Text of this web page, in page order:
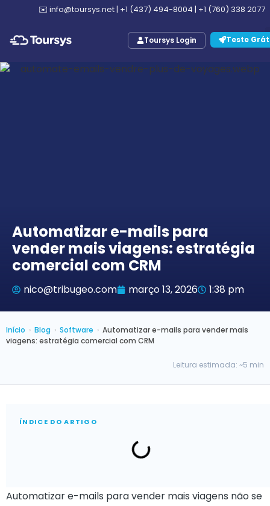
✉️ info@toursys.net| +1 (437) 494-8004 | +1 (760) 338 2077
Toursys Login Teste
Automatizar e-mails para
vender mais viagens: estratégia
comercial com CRM
nico@tribugeo.com março 13, 2026 1:38 pm
Início › Blog › Software › Automatizar e-mails para vender mais
viagens: estratégia comercial com CRM
Leitura estimada: ~5 min
ÍNDICE DO ARTIGO
Automatizar e-mails para vender mais viagens não se